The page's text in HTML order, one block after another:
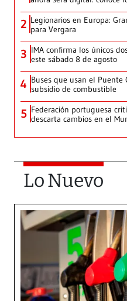
2 Legionarios en Europa:
para Vergara
3 IMA confirma los únicos
este sábado 8 de agosto
4 Buses que usan el
subsidio de combustible
5 Federación portuguesa
descarta cambios en el
Lo Nuevo